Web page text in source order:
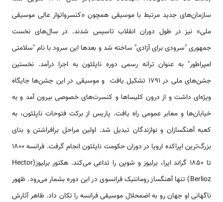
سازمان‌های جديد مرتبط با موسيقی همچون «كنسرواتوار عالی موسيقی
ملی» نیز در طول دوران انقلاب تاسيس شدند. در سال‌های نخست
جمهوری "سرودی برای آزادی" ساخته شد و بعدها این سرود با نام "سلامتی
امپراطور" به عنوان ترانه رسمی دوره ناپلئون به اجرا درآمد. نخستین
جشن‌های ملی در 1791 تشکیل یافت و موسیقی در این جشن‌ها جایگاه
ویژه‌ای داشت و از درون کلیساها و کنسرت‌های خصوصی بیرون آمد و به
خیابان‌ها و معابر عمومی راه یافت. پاریس از برکت فتوحات ناپلئون، به
کعبه آهنگسازان و نوازندگان تبدیل شد. اولین مراحل برافراشتن و بنای
بزرگ‌ترین اپراکده اروپا در دوران حکومت ناپلئون انجام گرفت. فرانسه 1800
تا 1850 گراند اپرا، برلیوز و شوپن را تداعی می‌کند. هکتور برلیوز(Hector
Berlioz) تنها آهنگساز رومانتیک فرانسوی در اين دوره بشمار می‌رود. ظهور
ناگهانی او جهان رو به اضمحلال موسیقی فرانسه را تکان داد. ظاهر آثارش